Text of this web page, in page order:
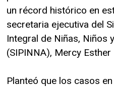
un récord histórico en
secretaria ejecutiva del
Integral de Niñas, Niños
(SIPINNA), Mercy Esther
Planteó que los casos